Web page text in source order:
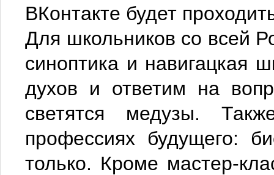
ВКонтакте будет
Для школьников со всей
синоптика и навигацкая
духов и ответим на
светятся медузы.
профессиях будущего:
только. Кроме мастер-